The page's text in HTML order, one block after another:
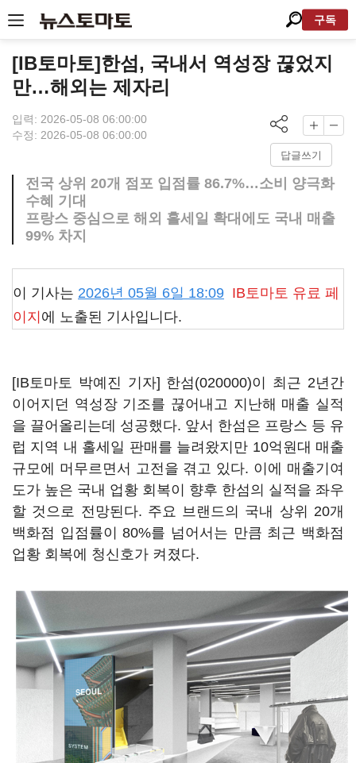
구독
[IB토마토]한섬, 국내서 역성장 끊었지
만…해외는 제자리
입력: 2026-05-08 06:00:00
수정: 2026-05-08 06:00:00
답글쓰기
전국 상위 20개 점포 입점률 86.7%…소비 양극화
수혜 기대
프랑스 중심으로 해외 홀세일 확대에도 국내 매출
99% 차지
이 기사는 2026년 05월 6일 18:09 IB토마토 유료 페
이지 에 노출된 기사입니다.
[IB토마토 박예진 기자] 한섬(020000)이 최근 2년간
이어지던 역성장 기조를 끊어내고 지난해 매출 실적
을 끌어올리는데 성공했다. 앞서 한섬은 프랑스 등 유
럽 지역 내 홀세일 판매를 늘려왔지만 10억원대 매출
규모에 머무르면서 고전을 겪고 있다. 이에 매출기여
도가 높은 국내 업황 회복이 향후 한섬의 실적을 좌우
할 것으로 전망된다. 주요 브랜드의 국내 상위 20개
백화점 입점률이 80%를 넘어서는 만큼 최근 백화점
업황 회복에 청신호가 켜졌다.